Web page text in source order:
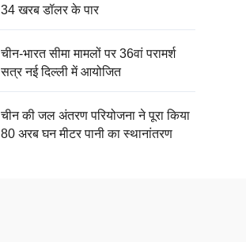
34 खरब डॉलर के पार
चीन-भारत सीमा मामलों पर 36वां परामर्श
सत्र नई दिल्ली में आयोजित
चीन की जल अंतरण परियोजना ने पूरा किया
80 अरब घन मीटर पानी का स्थानांतरण